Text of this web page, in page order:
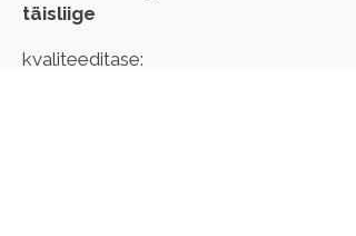
täisliige
kvaliteeditase: